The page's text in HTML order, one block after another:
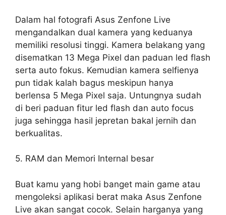
Dalam hal fotografi Asus Zenfone Live
mengandalkan dual kamera yang keduanya
memiliki resolusi tinggi. Kamera belakang yang
disematkan 13 Mega Pixel dan paduan led flash
serta auto fokus. Kemudian kamera selfienya
pun tidak kalah bagus meskipun hanya
berlensa 5 Mega Pixel saja. Untungnya sudah
di beri paduan fitur led flash dan auto focus
juga sehingga hasil jepretan bakal jernih dan
berkualitas.
5. RAM dan Memori Internal besar
Buat kamu yang hobi banget main game atau
mengoleksi aplikasi berat maka Asus Zenfone
Live akan sangat cocok. Selain harganya yang